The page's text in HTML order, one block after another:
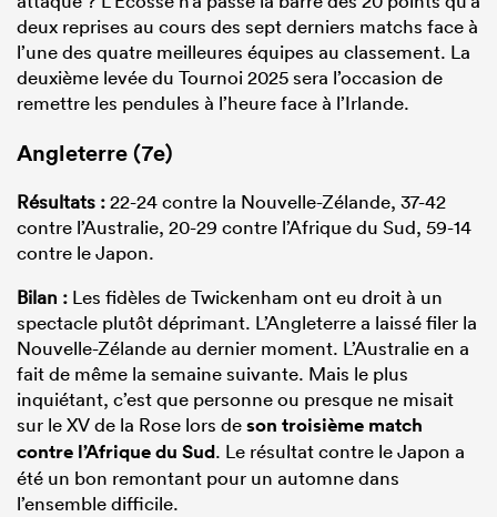
deux reprises au cours des sept derniers matchs face à
l’une des quatre meilleures équipes au classement. La
deuxième levée du Tournoi 2025 sera l’occasion de
remettre les pendules à l’heure face à l’Irlande.
Angleterre (7e)
Résultats :22-24 contre la Nouvelle-Zélande, 37-42
contre l’Australie, 20-29 contre l’Afrique du Sud, 59-14
contre le Japon.
Bilan : Les fidèles de Twickenham ont eu droit à un
spectacle plutôt déprimant. L’Angleterre a laissé filer la
Nouvelle-Zélande au dernier moment. L’Australie en a
fait de même la semaine suivante. Mais le plus
inquiétant, c’est que personne ou presque ne misait
sur le XV de la Rose lors deson troisième match
contre l’Afrique du Sud. Le résultat contre le Japon a
été un bon remontant pour un automne dans
l’ensemble difficile.